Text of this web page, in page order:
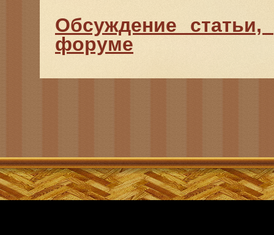
Обсуждение
форуме